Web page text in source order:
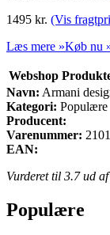
1495 kr. (Vis
Læs mere »Køb nu
Webshop
Navn: Armani
Kategori: Populære
Producent:
Varenummer: 2101
EAN:
Vurderet til 3.7ud af
Populære